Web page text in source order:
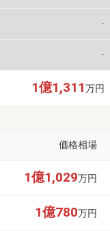
-
-
1億1,311万円
価格相場
1億1,029万円
1億780万円